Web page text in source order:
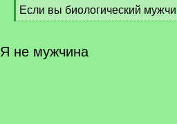
[
q
Если вы биологический
[
q
]
Я не мужчина